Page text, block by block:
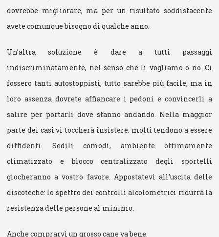
dovrebbe migliorare, ma per un risultato soddisfacente
avete comunque bisogno di qualche anno.
Un’altra soluzione è dare a tutti passaggi
indiscriminatamente, nel senso che li vogliamo o no. Ci
fossero tanti autostoppisti, tutto sarebbe più facile, ma in
loro assenza dovrete affiancare i pedoni e convincerli a
salire per portarli dove stanno andando. Nella maggior
parte dei casi vi toccherà insistere: molti tendono a essere
diffidenti. Sedili comodi, ambiente ottimamente
climatizzato e blocco centralizzato degli sportelli
giocheranno a vostro favore. Appostatevi all’uscita delle
discoteche: lo spettro dei controlli alcolometrici ridurrà la
resistenza delle persone al minimo.
Anche comprarvi un grosso cane va bene.